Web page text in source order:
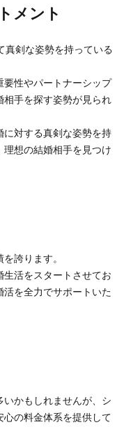
メント
剣な姿勢を持っている
性やパートナーシップ
手を探す姿勢が見られ
対する真剣な姿勢を持
想の結婚相手を見つけ
誇ります。
活をスタートさせてお
活を全力でサポートいた
かもしれませんが、シ
の料金体系を提供して